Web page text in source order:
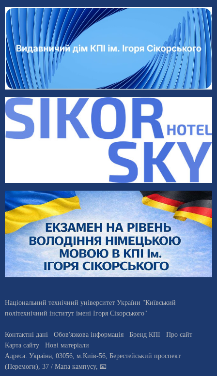
Національний технічний університет України "Київський
політехнічний інститут імені Ігоря Сікорського"
Контактні дані Обов'язкова інформація Бренд КПІ
Про сайт
Карта сайту
Нові матеріали
Адреса: Україна 03056 , м. Київ-56, Берестейський проспект
(Перемоги), 37 / Мапа кампусу, 📧